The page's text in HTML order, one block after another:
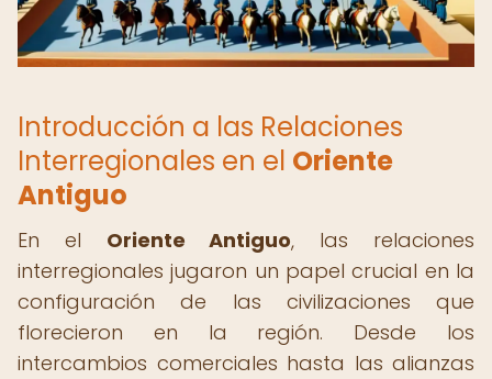
Introducción a las Relaciones
Interregionales en el Oriente
Antiguo
En el Oriente Antiguo, las relaciones
interregionales jugaron un papel crucial en la
configuración de las civilizaciones que
florecieron en la región. Desde los
intercambios comerciales hasta las alianzas